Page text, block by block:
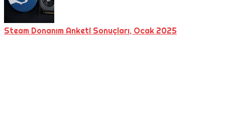
Steam Donanım Anketi Sonuçları, Ocak 2025